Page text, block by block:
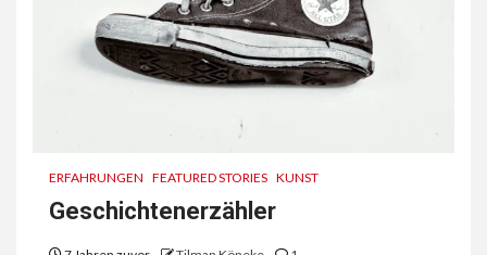
ERFAHRUNGEN FEATURED STORIES KUNST
Geschichtenerzähler